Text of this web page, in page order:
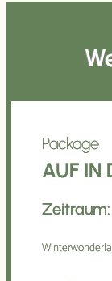
Package
AUF IN
Zeitraum: